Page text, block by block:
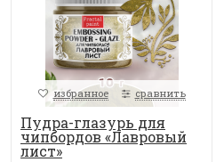
избранное сравнить
Пудра-глазурь для
чипбордов «Лавровый
лист»